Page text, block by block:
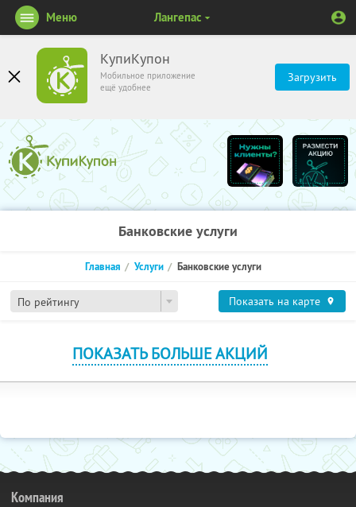
КупиКупон
Мобильное приложение
ещё удобнее
Загрузить
Меню Лангепас
Банковские услуги
По рейтингу
Главная Услуги Банковские услуги
Показать на карте
ПОКАЗАТЬ БОЛЬШЕ АКЦИЙ
Компания